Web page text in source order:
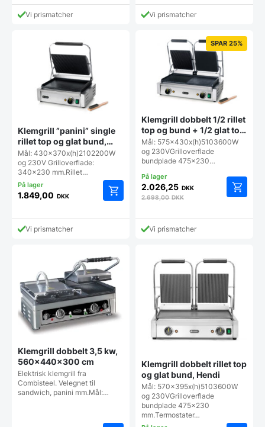
Vi prismatcher Vi prismatcher
Klemgrill ”panini” single
rillet top og glat bund,
Hendi
Mål: 430x370x(h)2102200W
og 230V Grilloverflade:
340x230 mm.Rillet…
1.849,00 DKK
Vi prismatcher
SPAR 25%
Klemgrill dobbelt 1/2 rillet
top og bund + 1/2 glat top
og bund, Hendi
Mål: 575x430x(h)5103600W
og 230VGrilloverflade
bundplade 475x230…
2.026,25 DKK
2.698,00DKK
Vi prismatcher
Klemgrill dobbelt 3,5 kw,
560x440x300 cm
Elektrisk klemgrill fra
Combisteel. Velegnet til
sandwich, panini mm.Mål:…
Klemgrill dobbelt rillet top
og glat bund, Hendi
Mål: 570x395x(h)5103600W
og 230VGrilloverflade
bundplade 475x230
mm.Termostater…